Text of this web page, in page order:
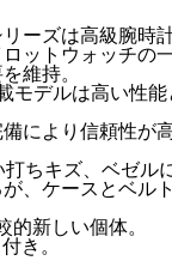
ーズは高級腕時
ットウォッチの
維持。
モデルは高い性能
により信頼性が
ちキズ、ベゼル
、ケースとベル
新しい個体。
き。